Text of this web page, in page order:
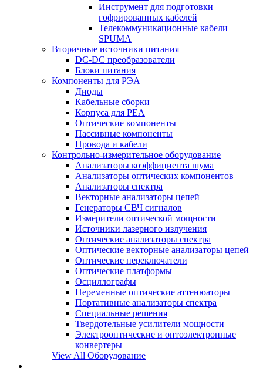
Инструмент для подготовки
гофрированных кабелей
Телекоммуникационные кабели
SPUMA
Вторичные источники питания
DC-DC преобразователи
Блоки питания
Компоненты для РЭА
Диоды
Кабельные сборки
Корпуса для РЕА
Оптические компоненты
Пассивные компоненты
Провода и кабели
Контрольно-измерительное оборудование
Анализаторы коэффициента шума
Анализаторы оптических компонентов
Анализаторы спектра
Векторные анализаторы цепей
Генераторы СВЧ сигналов
Измерители оптической мощности
Источники лазерного излучения
Оптические анализаторы спектра
Оптические векторные анализаторы цепей
Оптические переключатели
Оптические платформы
Осциллографы
Переменные оптические аттенюаторы
Портативные анализаторы спектра
Специальные решения
Твердотельные усилители мощности
Электрооптические и оптоэлектронные
конвертеры
View All Оборудование